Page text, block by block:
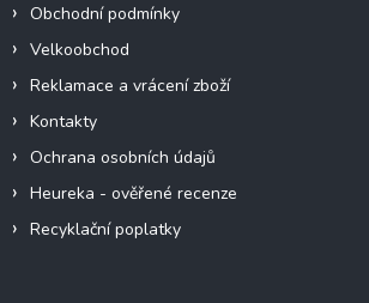
Obchodní podmínky
Velkoobchod
Reklamace a vrácení zboží
Kontakty
Ochrana osobních údajů
Heureka - ověřené recenze
Recyklační poplatky